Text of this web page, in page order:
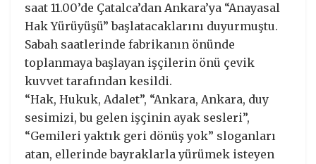
saat 11.00’de Çatalca’dan Ankara’ya “Anayasal
Hak Yürüyüşü” başlatacaklarını duyurmuştu.
Sabah saatlerinde fabrikanın önünde
toplanmaya başlayan işçilerin önü çevik
kuvvet tarafından kesildi.
“Hak, Hukuk, Adalet”, “Ankara, Ankara, duy
sesimizi, bu gelen işçinin ayak sesleri”,
“Gemileri yaktık geri dönüş yok” sloganları
atan, ellerinde bayraklarla yürümek isteyen